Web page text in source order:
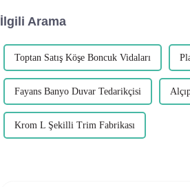
İlgili Arama
Toptan Satış Köşe Boncuk Vidaları
Fayans Banyo Duvar Tedarikçisi
Krom L Şekilli Trim Fabrikası